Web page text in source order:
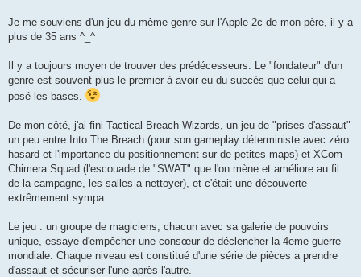
Je me souviens d'un jeu du même genre sur l'Apple 2c de mon père, il y a
plus de 35 ans ^_^
Il y a toujours moyen de trouver des prédécesseurs. Le "fondateur" d'un
genre est souvent plus le premier à avoir eu du succès que celui qui a
posé les bases.
De mon côté, j'ai fini Tactical Breach Wizards, un jeu de "prises d'assaut"
un peu entre Into The Breach (pour son gameplay déterministe avec zéro
hasard et l'importance du positionnement sur de petites maps) et XCom
Chimera Squad (l'escouade de "SWAT" que l'on mène et améliore au fil
de la campagne, les salles a nettoyer), et c'était une découverte
extrêmement sympa.
Le jeu : un groupe de magiciens, chacun avec sa galerie de pouvoirs
unique, essaye d'empêcher une consœur de déclencher la 4eme guerre
mondiale. Chaque niveau est constitué d'une série de pièces a prendre
d'assaut et sécuriser l'une après l'autre.